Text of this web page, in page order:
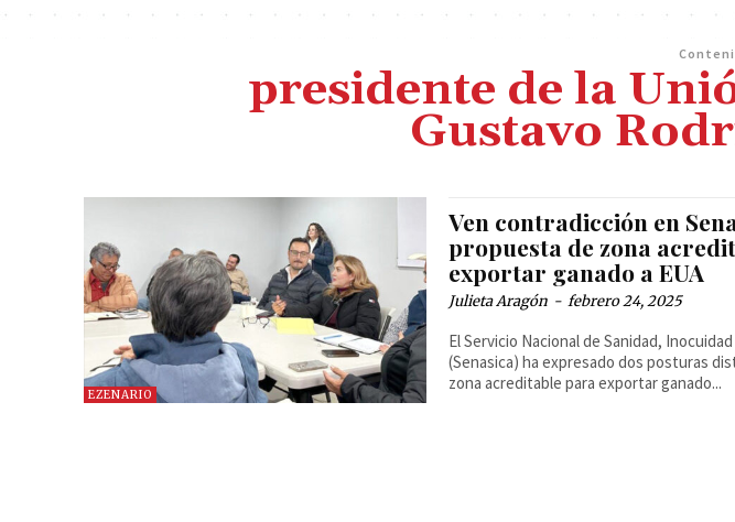
presidente de la
Gustavo
EZENARIO
Ven contradicción en
propuesta de zona
exportar ganado a EUA
Julieta Aragón - febrero 24, 2025
El Servicio Nacional de Sanidad,
(Senasica) ha expresado dos posturas
zona acreditable para exportar ganado...